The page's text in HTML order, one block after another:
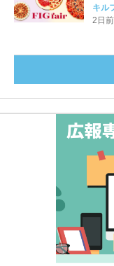
をた
登場
キル
2日前